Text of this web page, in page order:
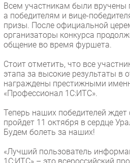
Всем участникам были вручены
а победителям и вице-
призы. После официальной
организаторы конкурса
общение во время фуршета.
Стоит отметить, что все
этапа за высокие результаты в
награждены престижными
«Профессионал 1С:ИТС».
Теперь наших победителей ждет
пройдет 11 октября в сердце
Будем болеть за наших!
«Лучший пользователь